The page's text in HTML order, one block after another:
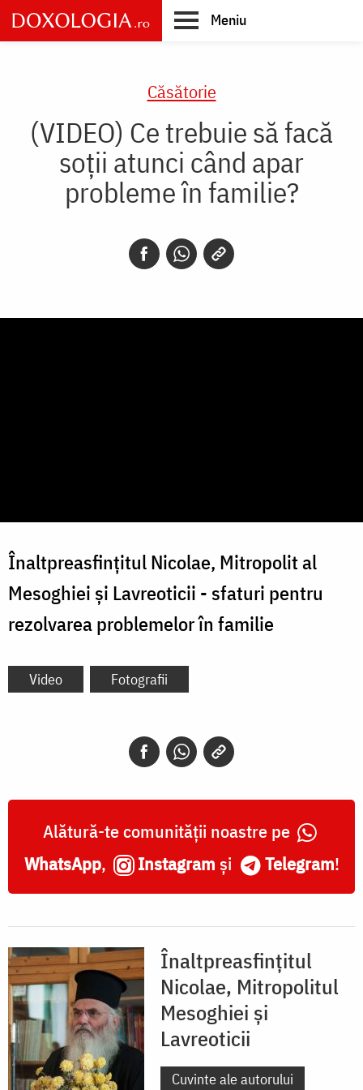
Skip
to
main
Meniu
Căsătorie
(VIDEO) Ce trebuie să facă
soții atunci când apar
probleme în familie?
Înaltpreasfințitul Nicolae, Mitropolit al
Mesoghiei și Lavreoticii - sfaturi pentru
rezolvarea problemelor în familie
Video Fotografii
Alătură-te comunității noastre pe
WhatsApp, Instagram și Telegram!
Înaltpreasfințitul
Nicolae, Mitropolitul
Mesoghiei şi
Lavreoticii
Cuvinte ale autorului